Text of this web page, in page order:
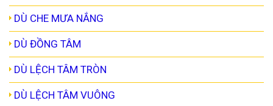
DÙ CHE MƯA NẮNG
DÙ ĐỒNG TÂM
DÙ LỆCH TÂM TRÒN
DÙ LỆCH TÂM VUÔNG